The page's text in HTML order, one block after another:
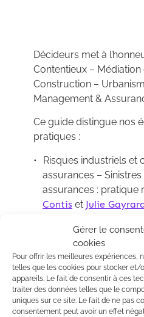
Gérer le
cookies
Pour offrir les meilleures expériences,
telles que les cookies pour stocker et/
appareils. Le fait de consentir à ces
traiter des données telles que le
uniques sur ce site. Le fait de ne pas
consentement peut avoir un effet
Décideurs met à
Contentieux –
Construction –
Management &
Ce guide distingue nos
pratiques :
Risques industriels et
assurances –
assurances : pratique
Contis et Julie
Contentieux de la
assurances) : forte
BalzanoetJocelyn
Ces résultats
pratiques en matière de
et de contentieux